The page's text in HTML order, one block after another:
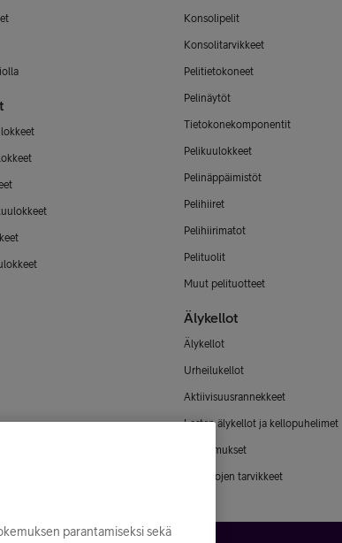
Konsolipelit
Konsolitarvikkeet
Pelitietokoneet
Pelinäytöt
Tietokonekomponentit
Pelikuulokkeet
Pelinäppäimistöt
Pelihiiret
Pelihiirimatot
Pelituolit
Muut pelituotteet
Älykellot
Älykellot
Urheilukellot
Aktiivisuusrannekkeet
Lasten älykellot ja kellopuhelimet
Älysormukset
Älykellojen tarvikkeet
parantamiseksi sekä